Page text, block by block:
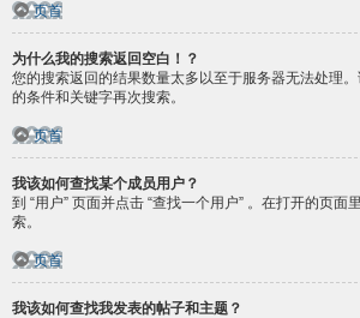
页首
为什么我的搜索返回空白！？
您的搜索返回的结果数量太多以至于服务器无法处理
的条件和关键字再次搜索。
页首
我该如何查找某个成员用户？
到 “用户” 页面并点击 “查找一个用户” 。在打开的页面
索。
页首
我该如何查找我发表的帖子和主题？